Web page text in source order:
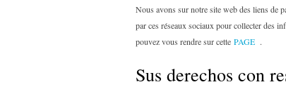
Nous avons sur notre site web des liens de
par ces réseaux sociaux pour collecter des
pouvez vous rendre sur cette PAGE .
Sus derechos con